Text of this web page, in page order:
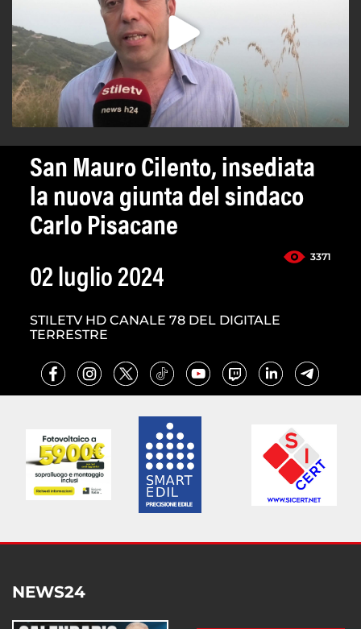
San Mauro Cilento, insediata
la nuova giunta del sindaco
Carlo Pisacane
3371
02 luglio 2024
STILETV HD CANALE 78 DEL DIGITALE
TERRESTRE
NEWS24